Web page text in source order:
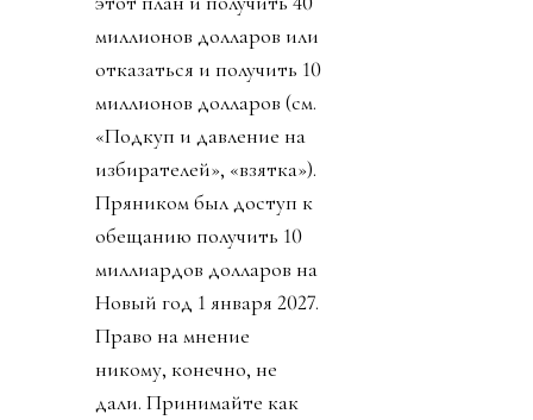
миллионов долларов или
отказаться и получить 10
миллионов долларов (см.
«Подкуп и давление на
избирателей», «взятка»).
Пряником был доступ к
обещанию получить 10
миллиардов долларов на
Новый год 1 января 2027.
Право на мнение
никому, конечно, не
дали. Принимайте как